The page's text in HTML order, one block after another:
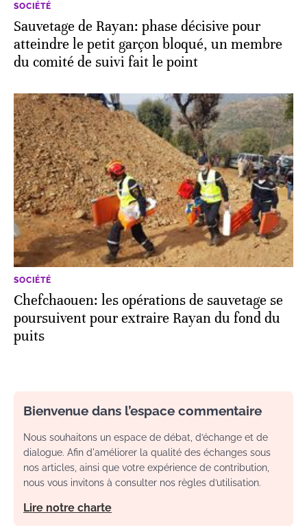
SOCIÉTÉ
Sauvetage de Rayan: phase décisive pour
atteindre le petit garçon bloqué, un membre
du comité de suivi fait le point
SOCIÉTÉ
Chefchaouen: les opérations de sauvetage se
poursuivent pour extraire Rayan du fond du
puits
Bienvenue dans l’espace commentaire
Nous souhaitons un espace de débat, d’échange et de
dialogue. Afin d'améliorer la qualité des échanges sous
nos articles, ainsi que votre expérience de contribution,
nous vous invitons à consulter nos règles d’utilisation.
Lire notre charte